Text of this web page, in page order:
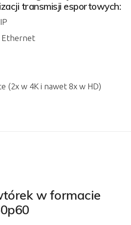
transmisji esportowych:
Ethernet
(2x w 4K i nawet 8x w HD)
w formacie